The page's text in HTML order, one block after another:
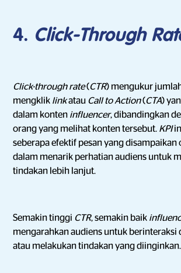
4. Click-Through
Click-through rate(CTR) mengukur
mengklik linkatau Call to Action(CTA)
dalam konten influencer, dibandingkan
orang yang melihat konten tersebut. KPI
seberapa efektif pesan yang disampaikan
dalam menarik perhatian audiens untuk
tindakan lebih lanjut.
Semakin tinggi CTR, semakin baik
mengarahkan audiens untuk berinteraksi
atau melakukan tindakan yang diinginkan.